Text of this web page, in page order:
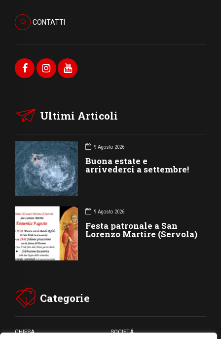
CONTATTI
Ultimi Articoli
9 Agosto 2026
Buona estate e
arrivederci a settembre!
9 Agosto 2026
Festa patronale a San
Lorenzo Martire (Servola)
Categorie
CHIESA SOCIETÁ